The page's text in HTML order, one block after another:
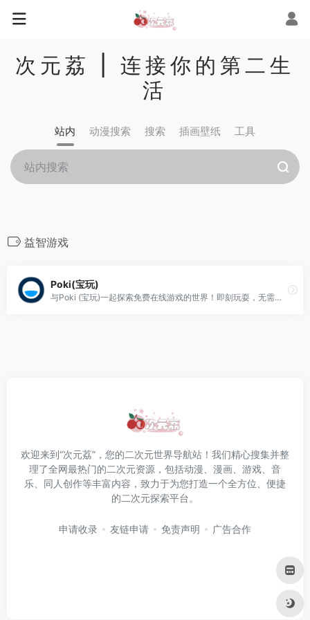
次元荔 | 连接你的第二生
活
站内 动漫搜索 搜索 插画壁纸 工具
益智游戏
Poki(宝玩)
与Poki (宝玩)一起探索免费在线游戏的世界！即刻玩耍，无需下载，享受与所有设备兼容的游戏。
欢迎来到“次元荔”，您的二次元世界导航站！我们精心搜集并整
理了全网最热门的二次元资源，包括动漫、漫画、游戏、音
乐、同人创作等丰富内容，致力于为您打造一个全方位、便捷
的二次元探索平台。
申请收录 友链申请 免责声明 广告合作